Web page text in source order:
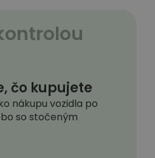
čo kupujete
nákupu vozidla po
so stočeným